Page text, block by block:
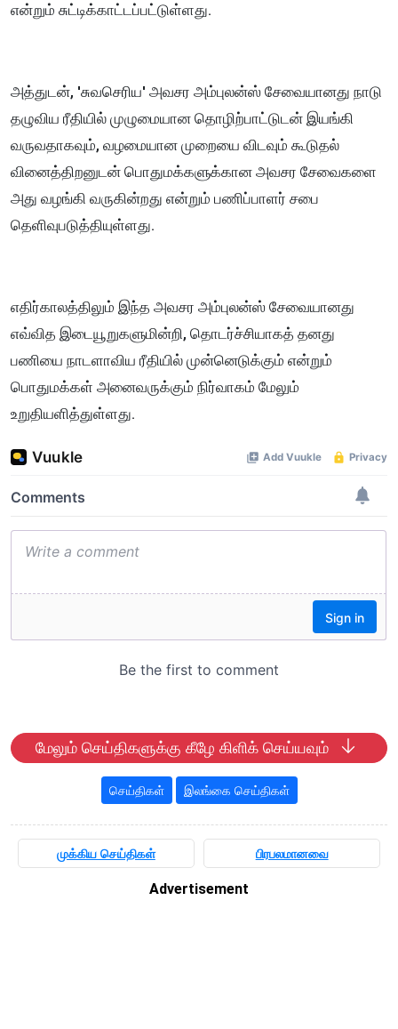
என்றும் சுட்டிக்காட்டப்பட்டுள்ளது.
அத்துடன், 'சுவசெரிய' அவசர அம்புலன்ஸ் சேவையானது நாடு
தழுவிய ரீதியில் முழுமையான தொழிற்பாட்டுடன் இயங்கி
வருவதாகவும், வழமையான முறையை விடவும் கூடுதல்
வினைத்திறனுடன் பொதுமக்களுக்கான அவசர சேவைகளை
அது வழங்கி வருகின்றது என்றும் பணிப்பாளர் சபை
தெளிவுபடுத்தியுள்ளது.
எதிர்காலத்திலும் இந்த அவசர அம்புலன்ஸ் சேவையானது
எவ்வித இடையூறுகளுமின்றி, தொடர்ச்சியாகத் தனது
பணியை நாடளாவிய ரீதியில் முன்னெடுக்கும் என்றும்
பொதுமக்கள் அனைவருக்கும் நிர்வாகம் மேலும்
உறுதியளித்துள்ளது.
மேலும் செய்திகளுக்கு கீழே கிளிக் செய்யவும்
செய்திகள் இலங்கை செய்திகள்
முக்கிய செய்திகள் பிரபலமானவை
Advertisement